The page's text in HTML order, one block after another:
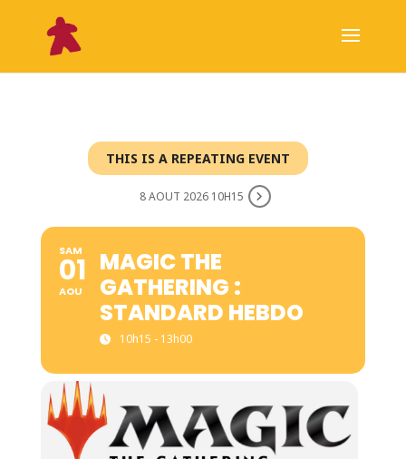
THIS IS A REPEATING EVENT
8 AOUT 2026 10H15
SAM
01
AOU
MAGIC THE
GATHERING :
STANDARD HEBDO
10h15 - 13h00